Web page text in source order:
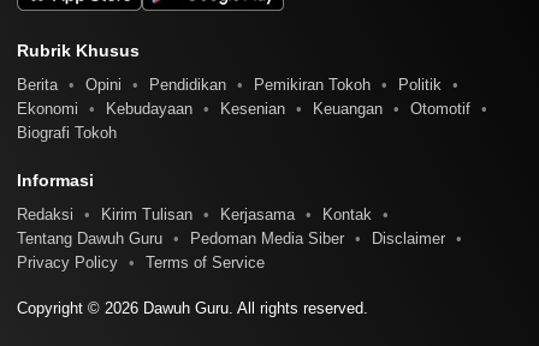
Rubrik Khusus
Berita Opini Pendidikan Pemikiran Tokoh
Politik
Ekonomi
Kebudayaan Kesenian Keuangan
Otomotif
Biografi Tokoh
Informasi
Redaksi Kirim Tulisan Kerjasama
Kontak
Tentang Dawuh Guru
Pedoman Media Siber
Disclaimer
Privacy Policy
Terms of Service
Copyright © 2026 Dawuh Guru. All rights reserved.